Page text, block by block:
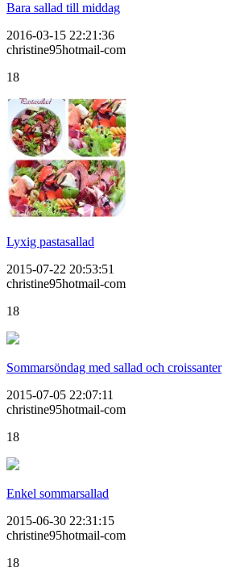
Bara sallad till middag
2016-03-15 22:21:36
christine95hotmail-com
18
Lyxig pastasallad
2015-07-22 20:53:51
christine95hotmail-com
18
Sommarsöndag med sallad och croissanter
2015-07-05 22:07:11
christine95hotmail-com
18
Enkel sommarsallad
2015-06-30 22:31:15
christine95hotmail-com
18